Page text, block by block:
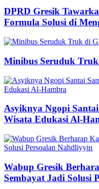
DPRD Gresik
Formula Solusi di
Minibus Seruduk
Asyiknya Ngopi
Wisata Edukasi Al-
Wabup Gresik
Sembayat Jadi Solusi